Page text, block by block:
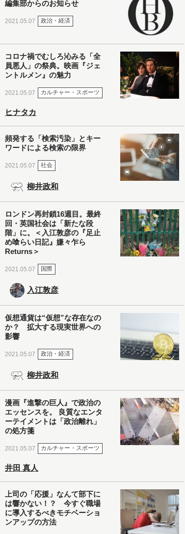
編集部からのお知らせ
2021.05.07 政治・経済
コロナ禍でむしろ沁みる「全
員悪人」の祭典。映画『ジェ
ントルメン』の魅力
2021.05.07 カルチャー・スポーツ
ヒナタカ
頻発する「検索汚染」とキー
ワードによる検索の限界
2021.05.07 社会
柳井政和
ロンドン再封鎖16週目。最終
回・英国社会は「新たな段
階」に。＜入江敦彦の『足止
め喰らい日記』嫌々乍ら
Returns＞
2021.05.07 国際
入江敦彦
仮想通貨は“仮想”な存在なの
か？ 拡大する現実世界への
影響
2021.05.07 政治・経済
柳井政和
漫画『進撃の巨人』で政治の
エッセンスを。 良質なエンタ
ーテイメントは「政治離れ」
の処方箋
2021.05.07 カルチャー・スポーツ
井田 真人
上司の「応援」なんて部下に
は響かない！？ 今すぐ職場
に導入するべきモチベーショ
ンアップの方法